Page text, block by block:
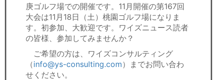
庚ゴルフ場での開催です。11月開催の第167回
大会は11月18日（土）桃園ゴルフ場になりま
す。初参加、大歓迎です。ワイズニュース読者
の皆様、参加してみませんか？
ご希望の方は、ワイズコンサルティング
（info@ys-consulting.com）までお問い合わ
せください。